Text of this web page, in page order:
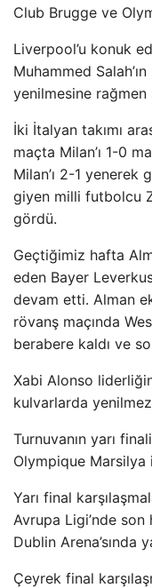
Club Brugge ve
Liverpool’u konuk
Muhammed
yenilmesine rağmen
İki İtalyan takımı
maçta Milan’ı 1-0
Milan’ı 2-1 yenerek
giyen milli futbolcu
gördü.
Geçtiğimiz hafta
eden Bayer
devam etti. Alman
rövanş maçında
berabere kaldı ve
Xabi Alonso
kulvarlarda
Turnuvanın yarı
Olympique Marsilya
Yarı final
Avrupa Ligi’nde son
Dublin Arena’sında
Çeyrek final